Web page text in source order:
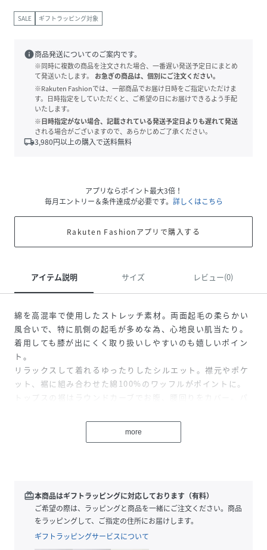
SALE ギフトラッピング対象
info商品発送についてのご案内です。
※同時に複数の商品を注文された場合、一番遅い発送予定日にまとめ
て発送いたします。
お急ぎの商品は、個別にご注文ください。
※Rakuten Fashionでは、一部商品でお届け日時をご指定いただけま
す。日時指定をしていただくと、ご希望の日にお届けできるよう手配
いたします。
※日時指定がない場合、記載されている発送予定日よりも遅れて発送
される場合がございますので、あらかじめご了承ください。
local_shipping3,980円以上の購入で送料無料
アプリならポイント最大3倍！
毎月エントリー＆条件達成が必要です。 詳しくはこちら
Rakuten Fashionアプリで購入する
アイテム説明 サイズ レビュー(0)
綿を高混率で使用したストレッチ素材。両面起毛の柔らかい
風合いで、特に肌側の起毛が多めな為、心地良い肌当たり。
着用しても膝が出にくく取り扱いしやすいのも嬉しいポイン
ト。
リラックスして着れるゆったりしたシルエット。襟元やポケ
ット、裾に組み合わせた綿100%のワッフルがポイントに。
トップスの裾はラウンドカーブでお腹、腰回りをカバー。パ
時にまくれ上がりずらい。
素材
本体:コットン92%
ポリウレタン8%
別布:コットン100%
more
redeem本商品はギフトラッピングに対応しております（有料）
ご希望の際は、ラッピングと商品を一緒にご注文ください。商品
をラッピングして、ご指定の住所にお届けします。
ギフトラッピングサービスについて